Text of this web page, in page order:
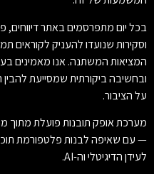
בכל יום מתפרסמים באתר דיווחים,
וסקירות שנועדו להעניק לקוראים
המציאות המשתנה. אנו מאמינים
ובחשיבה ביקורתית שמסייעת
על הציבור.
מערכת אופק תובנות פועלת מתוך
— עם שאיפה לבנות פלטפורמת תוכן
לעידן הדיגיטלי וה-AI.